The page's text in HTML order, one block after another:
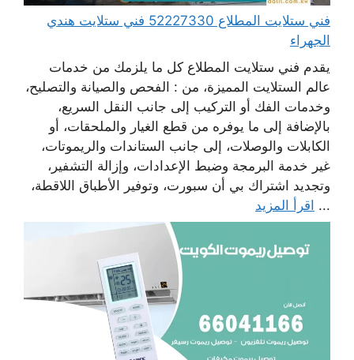
فني ستلايت المطلاع 52227330 فني ستلايت هندي
الجهراء
يقدم فني ستلايت المطلاع كل ما يلزمك من خدمات
عالم الستلايت المميزة، من : الفحص والصيانة والتصليح،
وخدمات الفك أو التركيب إلى جانب النقل السريع،
بالإضافة إلى ما يوفره من قطع الغيار والملحقات، أو
الكابلات والوصلات، إلى جانب الستاندات والريموتات،
غير خدمة البرمجة وضبط الإعدادات، وإزالة التشفير،
وتجديد اشتراك بي أن سبورت، وتوفير الأطباق اللاقطة،
... اقرأ المزيد